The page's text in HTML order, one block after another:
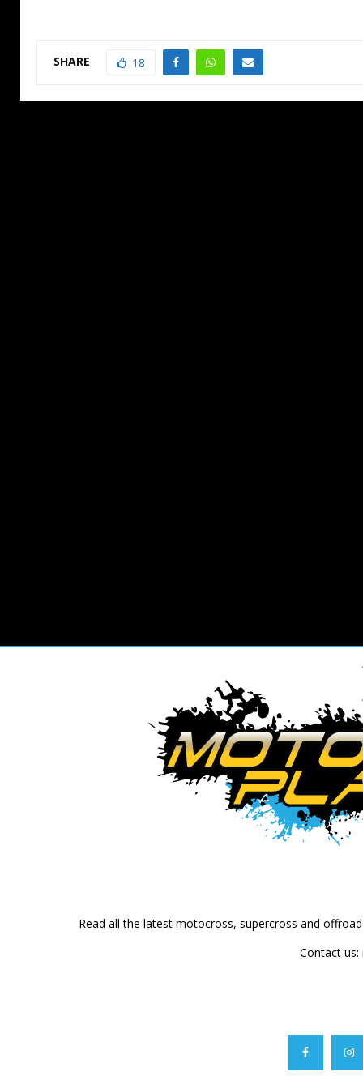
SHARE 18
Read all the latest motocross, supercross and
Contact us: